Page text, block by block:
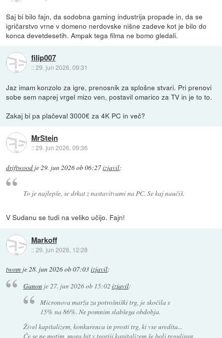
Saj bi bilo fajn, da sodobna gaming industrija propade in, da se
igričarstvo vrne v domeno nerdovske nišne zadeve kot je bilo do
konca devetdesetih. Ampak tega filma ne bomo gledali.
filip007
::29. jun 2026, 09:31
Jaz imam konzolo za igre, prenosnik za splošne stvari. Pri prenovi
sobe sem naprej vrgel mizo ven, postavil omarico za TV in je to to.
Zakaj bi pa plačeval 3000€ za 4K PC in več?
MrStein
::29. jun 2026, 09:36
driftwood je29. jun 2026 ob 06:27izjavil:
To je najlepše, se drkat z nastavitvami na PC. Se kaj naučiš.
V Sudanu se tudi na veliko učijo. Fajn!
Markoff
::29. jun 2026, 12:28
twom je28. jun 2026 ob 07:03izjavil:
Ganonje27. jun 2026 ob 15:02 izjavil:
Micronova marža za potrošniški trg, je skočila s
15% na 86%. Ne pomnim slabšega obdobja.
Živel kapitalizem, konkurenca in prosti trg, ki vse uredita...
Če se ne motim, mora bit v teoriji kapitalizem še bolj reguliran